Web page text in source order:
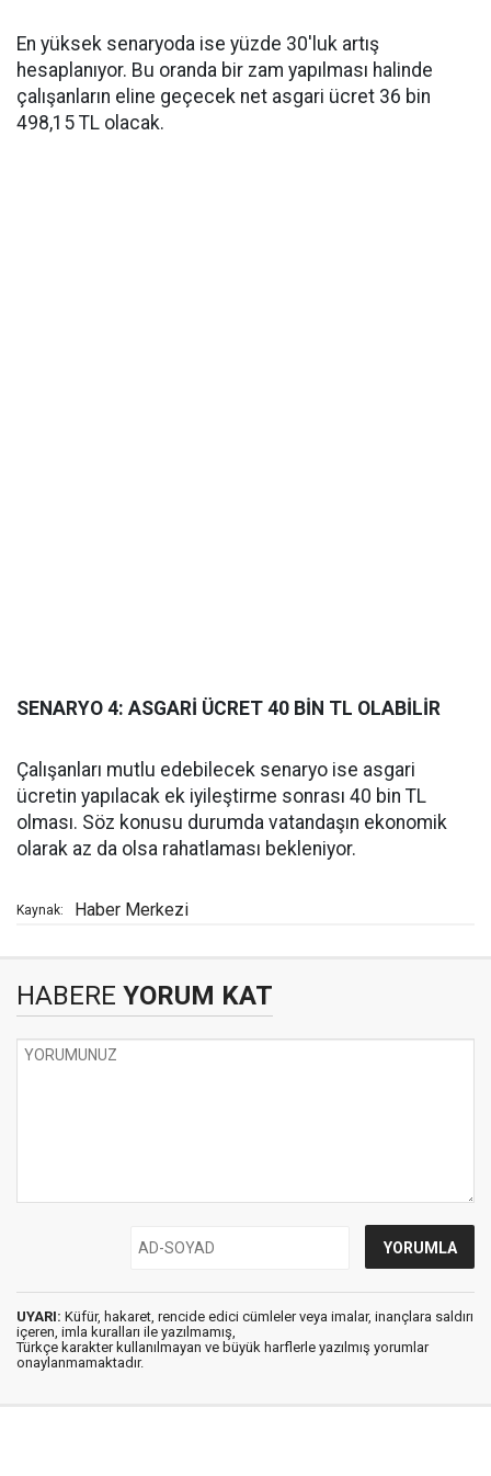
En yüksek senaryoda ise yüzde 30'luk artış
hesaplanıyor. Bu oranda bir zam yapılması halinde
çalışanların eline geçecek net asgari ücret 36 bin
498,15 TL olacak.
SENARYO 4: ASGARİ ÜCRET 40 BİN TL OLABİLİR
Çalışanları mutlu edebilecek senaryo ise asgari
ücretin yapılacak ek iyileştirme sonrası 40 bin TL
olması. Söz konusu durumda vatandaşın ekonomik
olarak az da olsa rahatlaması bekleniyor.
Kaynak: Haber Merkezi
HABERE YORUM KAT
UYARI: Küfür, hakaret, rencide edici cümleler veya imalar, inançlara saldırı
içeren, imla kuralları ile yazılmamış,
Türkçe karakter kullanılmayan ve büyük harflerle yazılmış yorumlar
onaylanmamaktadır.